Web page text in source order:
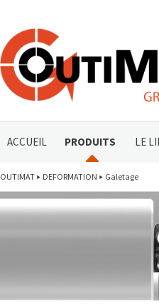
ACCUEIL PRODUITS LE
OUTIMAT DEFORMATION Galetage